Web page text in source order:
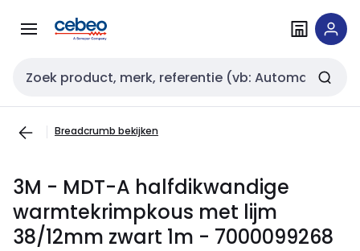
naar
naar
Zoekveld invoer
Breadcrumb bekijken
3M - MDT-A halfdikwandige
warmtekrimpkous met lijm
38/12mm zwart 1m - 7000099268